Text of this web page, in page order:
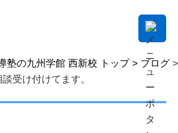
塾の九州学館 西新校 トップ > ブログ >
受け付けてます。